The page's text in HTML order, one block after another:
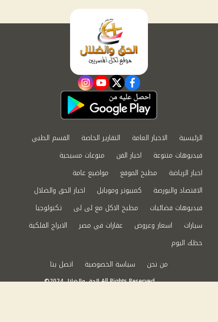
facebook
twitter
youtube
instagram
الرئيسية الاخبار العامة التقارير الخاصة
القسم الطبي
فيديوهات متنوعة
اخبار الفن
منوعات مسيحية
اخبار الرياضة
مطبخ الموقع
مواضيع عامة
الاقتصاد والبورصة
كمبيوتر وموبايل
اخبار الحق والضلال
فيديوهات فضائيات
مطبخ الاكل مع لى لى
تكنولوجيا
سيارات
اسعار وعروض عقارات في مصر
الابراج الفلكية
حظك اليوم
من نحن
سياسة الخصوصية اتصل بنا
©2024 الحق والضلال All Rights Reserved.